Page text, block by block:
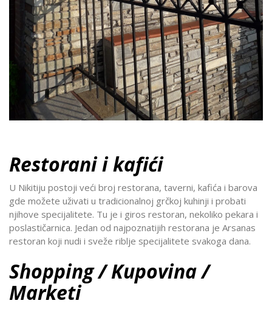
Restorani i kafići
U Nikitiju postoji veći broj restorana, taverni, kafića i barova
gde možete uživati u tradicionalnoj grčkoj kuhinji i probati
njihove specijalitete. Tu je i giros restoran, nekoliko pekara i
poslastičarnica. Jedan od najpoznatijih restorana je Arsanas
restoran koji nudi i sveže riblje specijalitete svakoga dana.
Shopping / Kupovina /
Marketi